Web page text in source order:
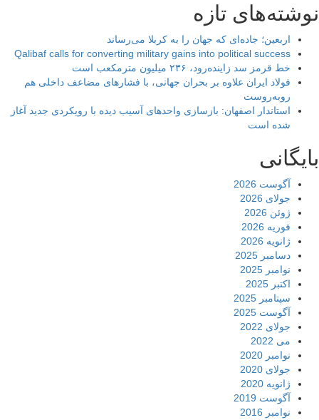
تازه
اربعین؛ جاده‌ای که جهان را به کربلا می‌رساند
Qalibaf calls for converting military gains into political success
خط قرمز سد زاینده‌رود، ۲۳۶ میلیون مترمکعب است
فولاد ایران علاوه بر بحران جهانی، با فشارهای مضاعف داخلی هم
روبه‌روست
استاندار اصفهان: بازسازی واحدهای آسیب دیده با رویکردی جدید آغاز
شده است
آگوست 2026
جولای 2026
ژوئن 2026
فوریه 2026
ژانویه 2026
دسامبر 2025
نوامبر 2025
اکتبر 2025
سپتامبر 2025
آگوست 2025
جولای 2022
می 2022
نوامبر 2020
جولای 2020
ژانویه 2020
آگوست 2019
نوامبر 2016